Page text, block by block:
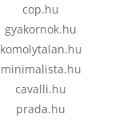
cop.hu
gyakornok.hu
komolytalan.hu
minimalista.hu
cavalli.hu
prada.hu